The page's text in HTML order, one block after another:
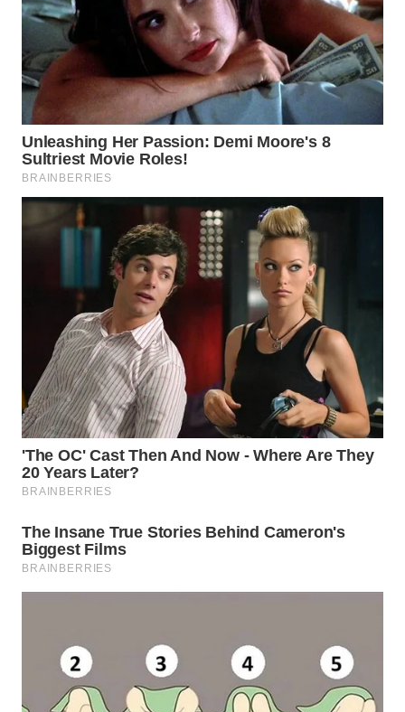
WN
SURABAYA
WN
NATUNA
WN
BINTAN
WN
MANDALIKA
LIKUPANG
WN
LABUANBAJO
WN
BORNEO
Wahana
Media
WAHANA
NEWS
WAHANA
ADVOKAT